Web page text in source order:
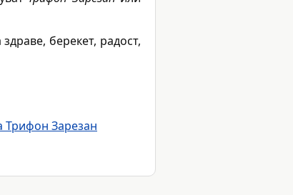
берекет, радост,
Трифон Зарезан